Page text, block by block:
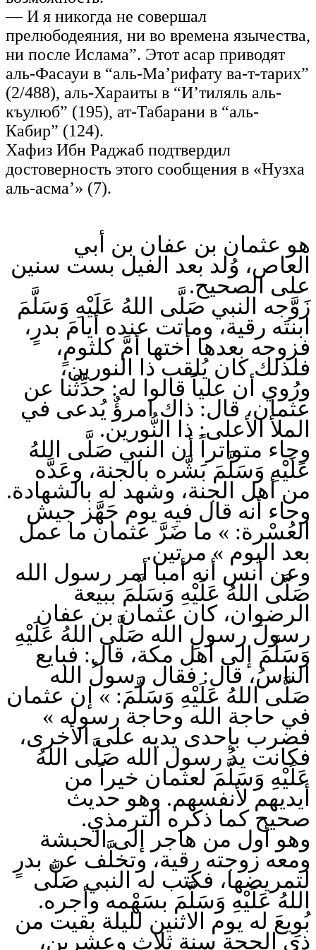
— И я никогда не совершал
прелюбодеяния, ни во времена язычества,
ни после Ислама”. Этот асар приводят
аль-Фасауи в “аль-Ма’рифату ва-т-тарих”
(2/488), аль-Хараиты в “И’тиляль аль-
къулюб” (195), ат-Табарани в “аль-
Кабир” (124).
Хафиз Ибн Раджаб подтвердил
достоверность этого сообщения в «Нузха
аль-асма’» (7).
هو عثمان بن عفان بن أبي
العاص، وُلد بعد الفيل بست سنين
على الصحيح.
زَوَّجه النبي صَلَّى اللهُ عَلَيْهِ وَسَلَّمَ
ابنتَه رقية، وماتت عنده أيامَ بدرٍ،
فزوجه بعدها أختها أمَّ كلثومٍ،
فلذلك كان يُلقب ذا النورين،
ورُوي أن علياً قالوا له: حدِّثْنا عن
عثمان، قال: ذاك امرؤٌ يُدعى في
الملأ الأعلى: ذا النُّورين.
وجاء متواتراً أن النبي صَلَّى اللهُ
عَلَيْهِ وَسَلَّمَ بَشَّره بالجنة، وعَدَّه
من أهل الجنة، وشهد له بالشهادة.
وجاء أنه قال فيه يوم جَهَّز جيش
العُسْرة: » ما ضَرَّ عثمان ما عمل
بعد اليوم » مرتين.
وعن أنس أنه أمبا أمر رسول الله
صَلَّى اللهُ عَلَيْهِ وَسَلَّمَ ببيعة
الرضوان، كان عثمان بن عفان
رسولَ رسولِ الله صَلَّى اللهُ عَلَيْهِ
وَسَلَّمَ إلى أهل مكة، قال: فبايع
الناسُ، قال: فقال رسولُ الله
صَلَّى اللهُ عَلَيْهِ وَسَلَّمَ: » إن عثمان
في حاجة الله وحاجة رسوله »
فضرب بإحدى يديه على الأخرى،
فكانت يدُ رسول الله صَلَّى اللهُ
عَلَيْهِ وَسَلَّمَ لعثمان خيراً من
أيديهم لأنفسهم. وهو حديث
صحيح كما ذكره الترمذي.
وهو أول من هاجر إلى الحبشة
ومعه زوجته رقية، وتخلَّف عن بدرٍ
لتمريضها، فكتب له النبي صَلَّى
اللهُ عَلَيْهِ وَسَلَّمَ بسَهْمه وأجره.
بُوِيعَ له يوم الاثنين لليلة بقيت من
ذي الحجة سنة ثلاث وعشرين،